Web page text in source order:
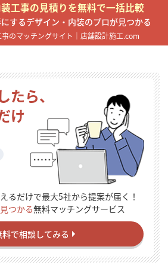
装をご検討中の方へ
工事の見積りを無料で一括比較
するデザイン・内装のプロが見つかる
のマッチングサイト｜店舗設計施工.com
たら、
け
るだけで最大5社から提案が届く！
つかる無料マッチングサービス
料で相談してみる